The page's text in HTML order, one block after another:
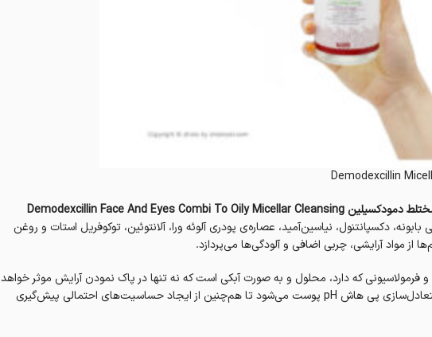
Demodexcillin
محلول‌ پاک کننده آرایش (میسلارواتر) پوست چرب و مختلط دمودکسیلین Demodexcillin Face And Eyes Combi To Oily Micellar Cleansing
دکسپانتنول، نیاسین‌آمید، عصاره‌ی پودری آلوئه ورا، آلانتوئین، توکوفریل استات و روغن
آرایشی، چر‌بی اضافی و آلودگی‌ها می‌پردازد.
فرمولاسیونی که دارد، محلول‌ و به صورت آبکی است که نه تنها در پاک نمودن آرایش موثر خواهد
و متعادل‌سازی پی هاش pH پوست می‌شود تا هم‌چنین از ایجاد حساسیت‌های احتمالی پیش‌گیری